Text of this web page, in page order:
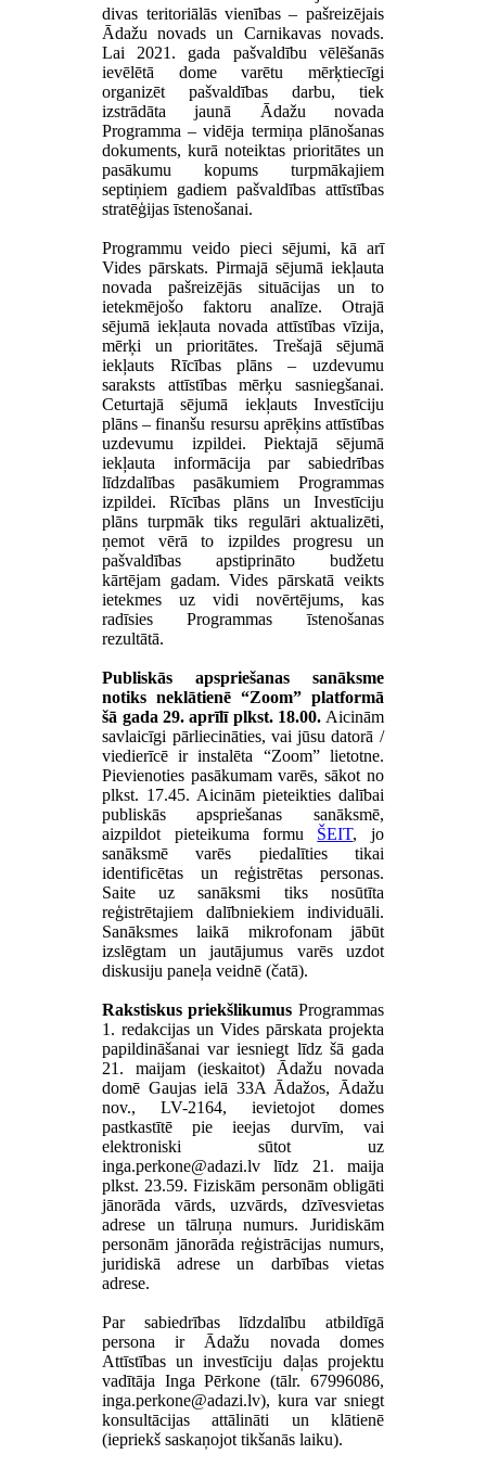
divas teritoriālās vienības – pašreizējais
Ādažu novads un Carnikavas novads.
Lai 2021. gada pašvaldību vēlēšanās
ievēlētā dome varētu mērķtiecīgi
organizēt pašvaldības darbu, tiek
izstrādāta jaunā Ādažu novada
Programma – vidēja termiņa plānošanas
dokuments, kurā noteiktas prioritātes un
pasākumu kopums turpmākajiem
septiņiem gadiem pašvaldības attīstības
stratēģijas īstenošanai.
Programmu veido pieci sējumi, kā arī
Vides pārskats. Pirmajā sējumā iekļauta
novada pašreizējās situācijas un to
ietekmējošo faktoru analīze. Otrajā
sējumā iekļauta novada attīstības vīzija,
mērķi un prioritātes. Trešajā sējumā
iekļauts Rīcības plāns – uzdevumu
saraksts attīstības mērķu sasniegšanai.
Ceturtajā sējumā iekļauts Investīciju
plāns – finanšu resursu aprēķins attīstības
uzdevumu izpildei. Piektajā sējumā
iekļauta informācija par sabiedrības
līdzdalības pasākumiem Programmas
izpildei. Rīcības plāns un Investīciju
plāns turpmāk tiks regulāri aktualizēti,
ņemot vērā to izpildes progresu un
pašvaldības apstiprināto budžetu
kārtējam gadam. Vides pārskatā veikts
ietekmes uz vidi novērtējums, kas
radīsies Programmas īstenošanas
rezultātā.
Publiskās apspriešanas sanāksme
notiks neklātienē “Zoom” platformā
šā gada 29. aprīlī plkst. 18.00. Aicinām
savlaicīgi pārliecināties, vai jūsu datorā /
viedierīcē ir instalēta “Zoom” lietotne.
Pievienoties pasākumam varēs, sākot no
plkst. 17.45. Aicinām pieteikties dalībai
publiskās apspriešanas sanāksmē,
aizpildot pieteikuma formu ŠEIT, jo
sanāksmē varēs piedalīties tikai
identificētas un reģistrētas personas.
Saite uz sanāksmi tiks nosūtīta
reģistrētajiem dalībniekiem individuāli.
Sanāksmes laikā mikrofonam jābūt
izslēgtam un jautājumus varēs uzdot
diskusiju paneļa veidnē (čatā).
Rakstiskus priekšlikumus Programmas
1. redakcijas un Vides pārskata projekta
papildināšanai var iesniegt līdz šā gada
21. maijam (ieskaitot) Ādažu novada
domē Gaujas ielā 33A Ādažos, Ādažu
nov., LV-2164, ievietojot domes
pastkastītē pie ieejas durvīm, vai
elektroniski sūtot uz
līdz 21. maija
plkst. 23.59. Fiziskām personām obligāti
jānorāda vārds, uzvārds, dzīvesvietas
adrese un tālruņa numurs. Juridiskām
personām jānorāda reģistrācijas numurs,
juridiskā adrese un darbības vietas
adrese.
Par sabiedrības līdzdalību atbildīgā
persona ir Ādažu novada domes
Attīstības un investīciju daļas projektu
vadītāja Inga Pērkone (tālr. 67996086,
), kura var sniegt
konsultācijas attālināti un klātienē
(iepriekš saskaņojot tikšanās laiku).